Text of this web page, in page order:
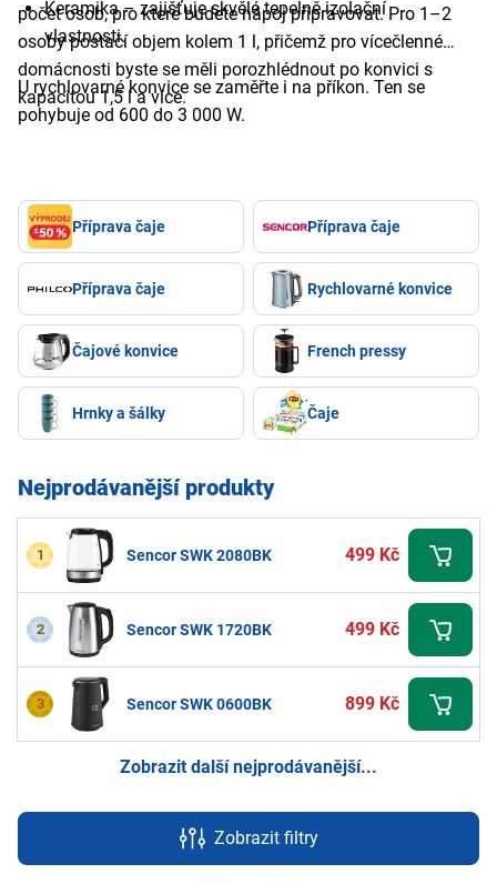
Keramika – zajišťuje skvělé tepelně izolační
vlastnosti.
počet osob, pro které budete nápoj připravovat. Pro 1–2
osoby postačí objem kolem 1 l, přičemž pro vícečlenné
domácnosti byste se měli porozhlédnout po konvici s
kapacitou 1,5 l a více.
U rychlovarné konvice se zaměřte i na příkon. Ten se
pohybuje od 600 do 3 000 W.
Příprava čaje Příprava čaje
Příprava čaje Rychlovarné konvice
Čajové konvice French pressy
Hrnky a šálky Čaje
Nejprodávanější produkty
1 Sencor SWK 2080BK 499 Kč
2 Sencor SWK 1720BK 499 Kč
3 Sencor SWK 0600BK 899 Kč
Zobrazit další nejprodávanější...
Zobrazit filtry